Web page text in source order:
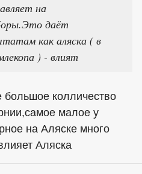
на
даёт
как аляска ( в
) - влият
большое колличество
малое у
на Аляске много
Аляска